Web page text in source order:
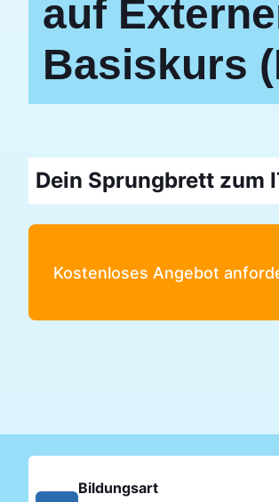
auf
Basiskurs
Dein Sprungbrett zum
Kostenloses Angebot
Bildungsart